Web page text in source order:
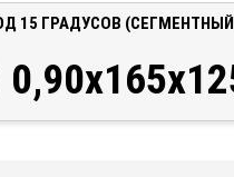
15 ГРАДУСОВ